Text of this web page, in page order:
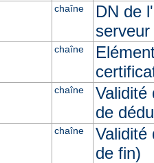
chaîne
DN de
serveur
chaîne
chaîne
Validité
de
chaîne
Validité
de fin)